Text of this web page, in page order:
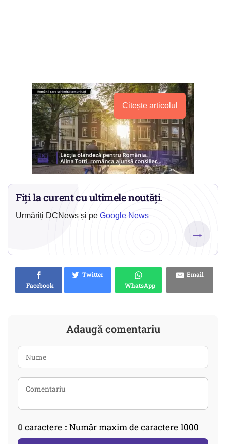
Citește articolul
Fiți la curent cu ultimele noutăți.
Urmăriți DCNews și pe Google News
→
Facebook
Twitter
WhatsApp
Email
Adaugă comentariu
0 caractere :: Număr maxim de caractere 1000